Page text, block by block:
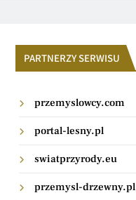
PARTNERZY SERWISU
przemyslowcy.com
portal-lesny.pl
swiatprzyrody.eu
przemysl-drzewny.pl